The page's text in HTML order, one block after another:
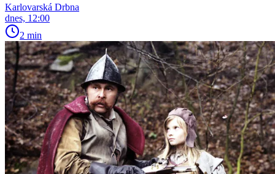
Karlovarská Drbna
dnes, 12:00
2 min